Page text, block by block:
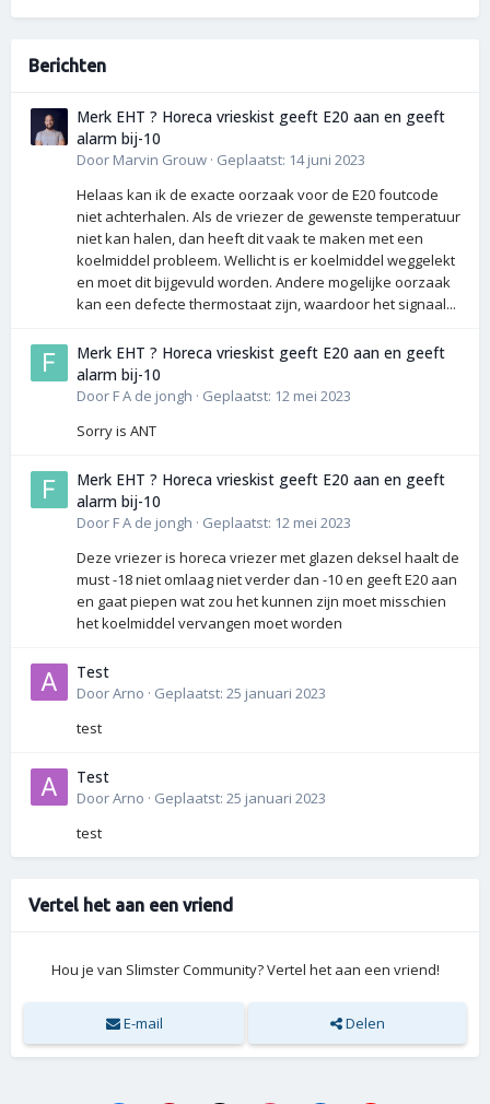
Berichten
Merk EHT ? Horeca vrieskist geeft E20 aan en geeft
alarm bij-10
Door Marvin Grouw · Geplaatst: 14 juni 2023
Helaas kan ik de exacte oorzaak voor de E20 foutcode
niet achterhalen. Als de vriezer de gewenste temperatuur
niet kan halen, dan heeft dit vaak te maken met een
koelmiddel probleem. Wellicht is er koelmiddel weggelekt
en moet dit bijgevuld worden. Andere mogelijke oorzaak
kan een defecte thermostaat zijn, waardoor het signaal...
Merk EHT ? Horeca vrieskist geeft E20 aan en geeft
alarm bij-10
Door F A de jongh · Geplaatst: 12 mei 2023
Sorry is ANT
Merk EHT ? Horeca vrieskist geeft E20 aan en geeft
alarm bij-10
Door F A de jongh · Geplaatst: 12 mei 2023
Deze vriezer is horeca vriezer met glazen deksel haalt de
must -18 niet omlaag niet verder dan -10 en geeft E20 aan
en gaat piepen wat zou het kunnen zijn moet misschien
het koelmiddel vervangen moet worden
Test
DoorArno · Geplaatst: 25 januari 2023
test
Test
DoorArno · Geplaatst: 25 januari 2023
test
Vertel het aan een vriend
Hou je van Slimster Community? Vertel het aan een vriend!
E-mail Delen